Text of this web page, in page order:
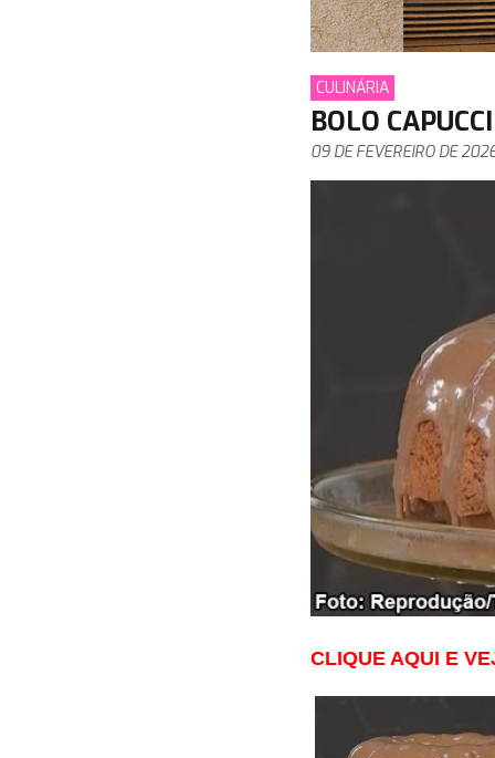
CULINÁRIA
BOLO
09 DE FEVEREIRO DE
CLIQUE AQUI E